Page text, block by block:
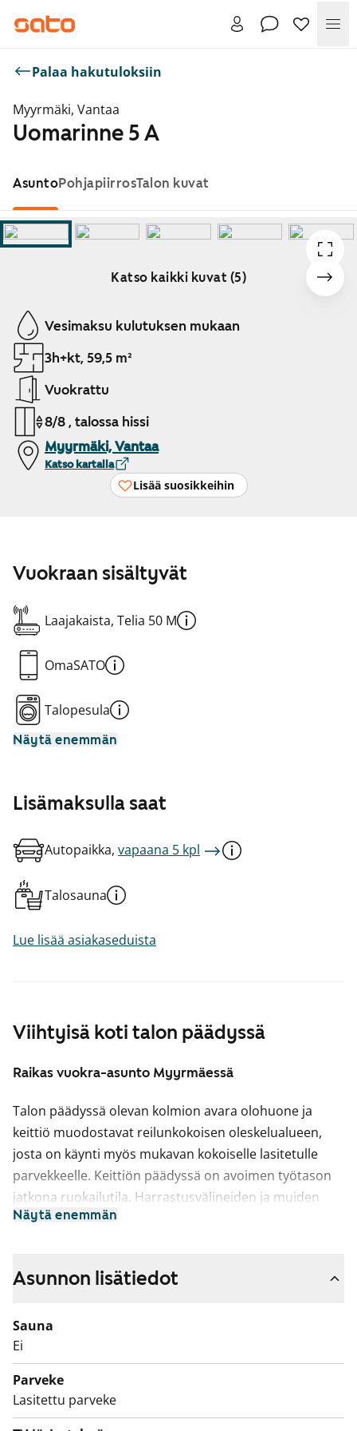
Palaa hakutuloksiin
Myyrmäki, Vantaa
Uomarinne 5 A
AsuntoPohjapiirrosTalon kuvat
Katso kaikki kuvat (5)
Näytetään dia 1 / 5
Vesimaksu kulutuksen mukaan
3h+kt, 59,5 m²
Vuokrattu
8/8 , talossa hissi
Myyrmäki, Vantaa
Katso kartalla
Lisää suosikkeihin
Viihtyisä koti talon päädyssä
Raikas vuokra-asunto Myyrmäessä
Talon päädyssä olevan kolmion avara olohuone ja
keittiö muodostavat reilunkokoisen oleskelualueen,
josta on käynti myös mukavan kokoiselle lasitetulle
parvekkeelle. Keittiön päädyssä on avoimen työtason
jatkona ruokailutila. Harrastusvälineiden ja muiden
tavaroiden säilytystä varten asunnossa on noin 2,5
kaapistojen ovet ovat raikkaan valkoiset ja ylä- ja
alakaappien välinen tila on laatoitettu valkoisilla
laatoilla. Työtaso on lattian sävyyn sointuvaa tammen
sävyistä laminaattia. Varustukseen kuuluu keraaminen
liesi, astianpesukone ja kylmälaitteet. Kokonaan
laatoitettujen kylpyhuoneiden lattiat ovat rauhallisen
Näytä enemmän
Vuokraan sisältyvät
Laajakaista, Telia 50 M
OmaSATO
Talopesula
Näytä enemmän
Lisämaksulla saat
Autopaikka, vapaana 5 kpl
Talosauna
Lue lisää asiakaseduista
Asunnon lisätiedot
Sauna
Ei
Parveke
Lasitettu parveke